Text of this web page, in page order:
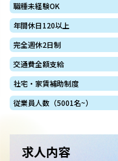
職種未経験OK
年間休日120以上
完全週休2日制
交通費全額支給
社宅・家賃補助制度
従業員人数（5001名~）
求人内容